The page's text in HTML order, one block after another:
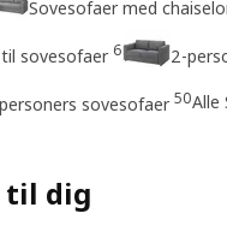
Sovesofaer med
sovesofaer 6 2-
sovesofaer 50Alle
til dig